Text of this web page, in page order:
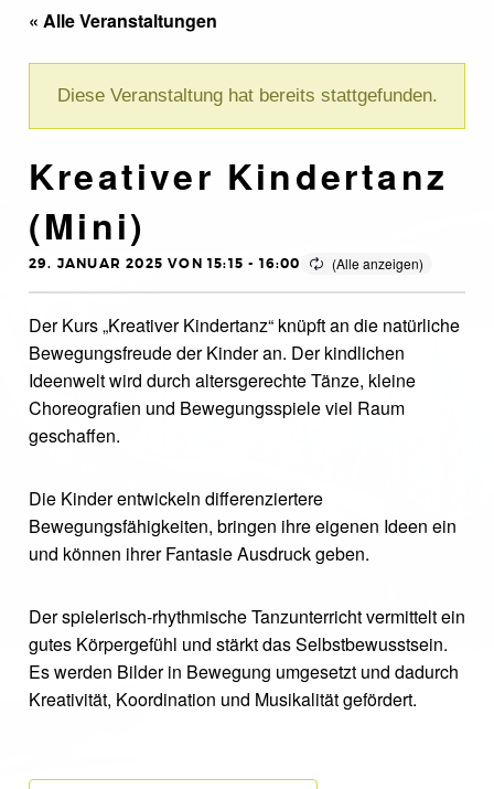
« Alle Veranstaltungen
Diese Veranstaltung hat bereits stattgefunden.
Kreativer Kindertanz
(Mini)
29. JANUAR 2025 VON 15:15 - 16:00
Der Kurs „Kreativer Kindertanz“ knüpft an die natürliche
Bewegungsfreude der Kinder an. Der kindlichen
Ideenwelt wird durch altersgerechte Tänze, kleine
Choreografien und Bewegungsspiele viel Raum
geschaffen.
Die Kinder entwickeln differenziertere
Bewegungsfähigkeiten, bringen ihre eigenen Ideen ein
und können ihrer Fantasie Ausdruck geben.
Der spielerisch-rhythmische Tanzunterricht vermittelt ein
gutes Körpergefühl und stärkt das Selbstbewusstsein.
Es werden Bilder in Bewegung umgesetzt und dadurch
Kreativität, Koordination und Musikalität gefördert.